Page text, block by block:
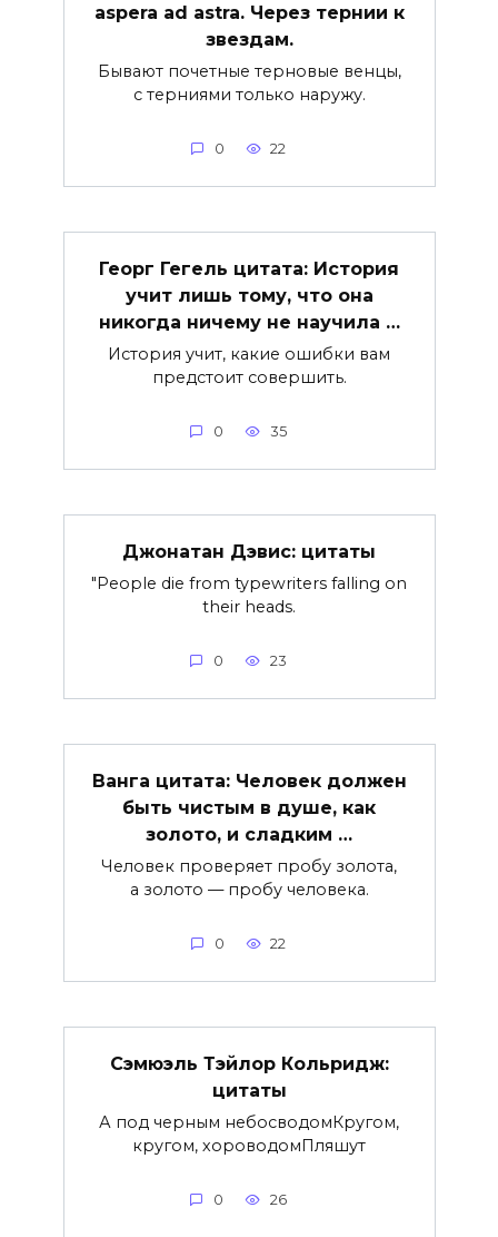
aspera ad astra. Через тернии к
звездам.
Бывают почетные терновые венцы,
с терниями только наружу.
0 22
Георг Гегель цитата: История
учит лишь тому, что она
никогда ничему не научила …
История учит, какие ошибки вам
предстоит совершить.
0 35
Джонатан Дэвис: цитаты
"People die from typewriters falling on
their heads.
0 23
Ванга цитата: Человек должен
быть чистым в душе, как
золото, и сладким …
Человек проверяет пробу золота,
а золото — пробу человека.
0 22
Сэмюэль Тэйлор Кольридж:
цитаты
А под черным небосводомКругом,
кругом, хороводомПляшут
0 26